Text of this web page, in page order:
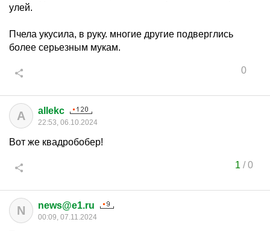
улей.
Пчела укусила, в руку. многие другие подверглись
более серьезным мукам.
0
A allekc
22:53, 06.10.2024
Вот же квадробобер!
1 /0
N news@e1.ru
00:09, 07.11.2024